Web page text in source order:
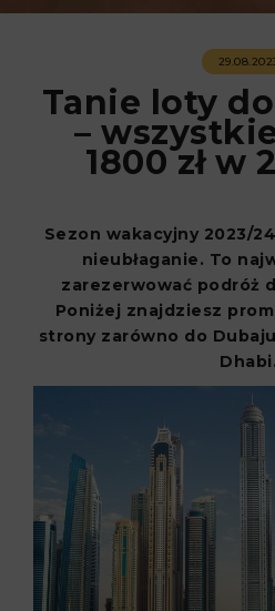
Tanie loty
–
1800 zł w
Sezon wakacyjny 2023/
nieubłaganie. To
zarezerwować podróż
Poniżej znajdziesz
strony zarówno do
Dhabi.